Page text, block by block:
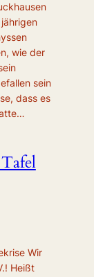
wie der
sein
dass es
Wir
Heißt